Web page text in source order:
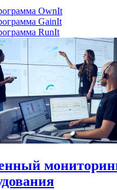
OwnIt
GainIt
RunIt